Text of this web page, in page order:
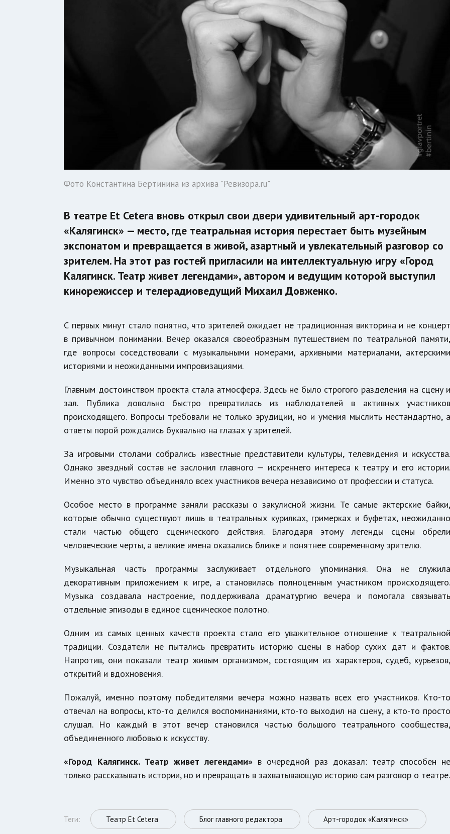
Фото Константина Бертинина из архива "Ревизора.ru"
В театре Et Cetera вновь открыл свои двери удивительный арт-городок
«Калягинск» — место, где театральная история перестает быть музейным
экспонатом и превращается в живой, азартный и увлекательный разговор со
зрителем. На этот раз гостей пригласили на интеллектуальную игру «Город
Калягинск. Театр живет легендами», автором и ведущим которой выступил
кинорежиссер и телерадиоведущий Михаил Довженко.
С первых минут стало понятно, что зрителей ожидает не традиционная викторина и не концерт
в привычном понимании. Вечер оказался своеобразным путешествием по театральной памяти,
где вопросы соседствовали с музыкальными номерами, архивными материалами, актерскими
историями и неожиданными импровизациями.
Главным достоинством проекта стала атмосфера. Здесь не было строгого разделения на сцену и
зал. Публика довольно быстро превратилась из наблюдателей в активных участников
происходящего. Вопросы требовали не только эрудиции, но и умения мыслить нестандартно, а
ответы порой рождались буквально на глазах у зрителей.
За игровыми столами собрались известные представители культуры, телевидения и искусства.
Однако звездный состав не заслонил главного — искреннего интереса к театру и его истории.
Именно это чувство объединяло всех участников вечера независимо от профессии и статуса.
Особое место в программе заняли рассказы о закулисной жизни. Те самые актерские байки,
которые обычно существуют лишь в театральных курилках, гримерках и буфетах, неожиданно
стали частью общего сценического действия. Благодаря этому легенды сцены обрели
человеческие черты, а великие имена оказались ближе и понятнее современному зрителю.
Музыкальная часть программы заслуживает отдельного упоминания. Она не служила
декоративным приложением к игре, а становилась полноценным участником происходящего.
Музыка создавала настроение, поддерживала драматургию вечера и помогала связывать
отдельные эпизоды в единое сценическое полотно.
Одним из самых ценных качеств проекта стало его уважительное отношение к театральной
традиции. Создатели не пытались превратить историю сцены в набор сухих дат и фактов.
Напротив, они показали театр живым организмом, состоящим из характеров, судеб, курьезов,
открытий и вдохновения.
Пожалуй, именно поэтому победителями вечера можно назвать всех его участников. Кто-то
отвечал на вопросы, кто-то делился воспоминаниями, кто-то выходил на сцену, а кто-то просто
слушал. Но каждый в этот вечер становился частью большого театрального сообщества,
объединенного любовью к искусству.
«Город Калягинск. Театр живет легендами» в очередной раз доказал: театр способен не
только рассказывать истории, но и превращать в захватывающую историю сам разговор о театре.
Теги: Театр Et Cetera Блог главного редактора Арт-городок «Калягинск»